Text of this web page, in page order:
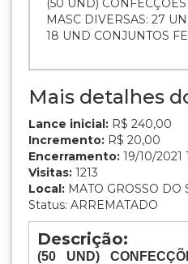
(50 UND)
MASC DIVERSAS: 27
18 UND CONJUNTOS
Mais detalhes
Lance inicial: R$ 240,00
Incremento: R$ 20,00
Encerramento: 19/10/2021
Visitas: 1213
Local: MATO GROSSO DO
Status: ARREMATADO
Descrição:
(50 UND)